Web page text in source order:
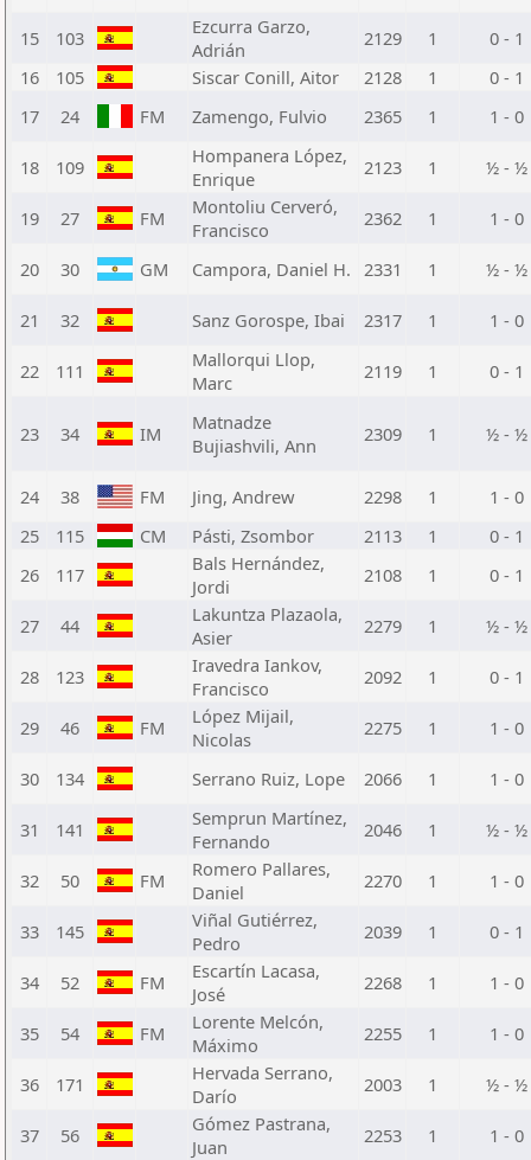
15 103
Ezcurra Garzo,
Adrián
2129 1
0 - 1
16
105 Siscar Conill, Aitor 2128 1
0 - 1
17
24 FM Zamengo, Fulvio 2365 1 1 - 0
18 109
Hompanera López,
Enrique
2123 1 ½ - ½
19 27 FM
Montoliu Cerveró,
Francisco
2362 1 1 - 0
20 30 GM Campora, Daniel H. 2331 1 ½ - ½
21 32 Sanz Gorospe, Ibai 2317 1 1 - 0
22 111
Mallorqui Llop,
Marc
2119 1 0 - 1
23 34 IM
Matnadze
Bujiashvili, Ann
2309 1 ½ - ½
24 38 FM Jing, Andrew 2298 1
1 - 0
25
115 CM Pásti, Zsombor 2113 1
0 - 1
26
117
Bals Hernández,
Jordi
2108 1 0 - 1
27 44
Lakuntza Plazaola,
Asier
2279 1 ½ - ½
28 123
Iravedra Iankov,
Francisco
2092 1 0 - 1
29 46 FM
López Mijail,
Nicolas
2275 1 1 - 0
30 134 Serrano Ruiz, Lope 2066 1 1 - 0
31 141
Semprun Martínez,
Fernando
2046 1 ½ - ½
32 50 FM
Romero Pallares,
Daniel
2270 1 1 - 0
33 145
Viñal Gutiérrez,
Pedro
2039 1 0 - 1
34 52 FM
Escartín Lacasa,
José
2268 1 1 - 0
35 54 FM
Lorente Melcón,
Máximo
2255 1 1 - 0
36 171
Hervada Serrano,
Darío
2003 1 ½ - ½
37 56
Gómez Pastrana,
Juan
2253 1 1 - 0